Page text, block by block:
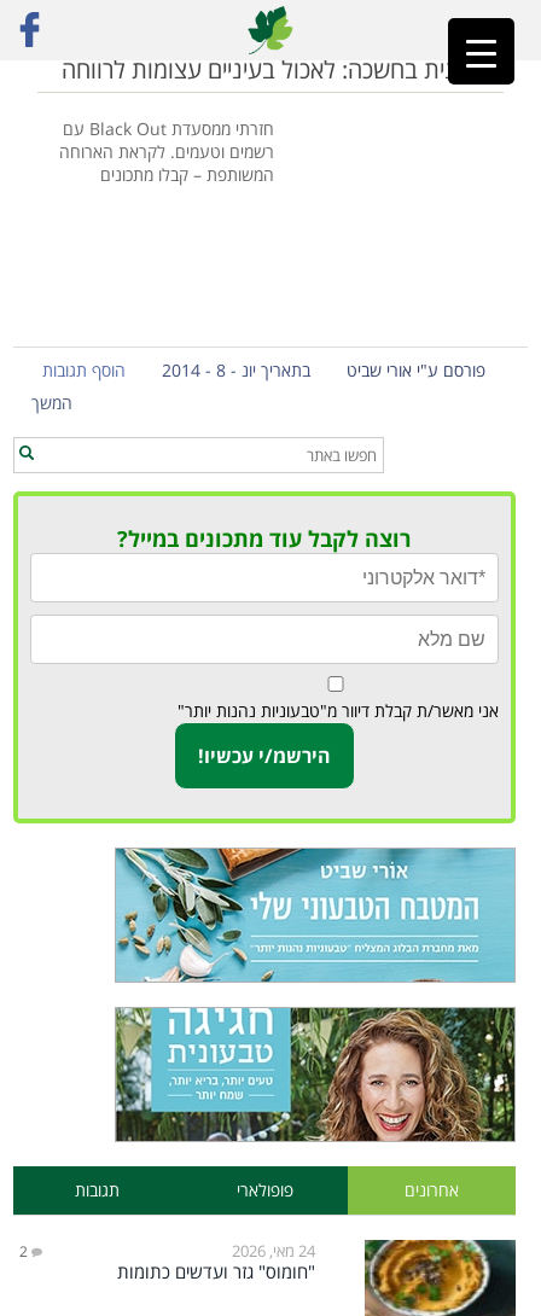
ראשי»ארוחות טבעוניות
טבעונית בחשכה: לאכול בעיניים עצומות לרווחה
חזרתי ממסעדת Black Out עם
רשמים וטעמים. לקראת הארוחה
המשותפת – קבלו מתכונים
פורסם ע"י אורי שביט בתאריך יונ - 8 - 2014
הוסף תגובות
המשך
רוצה לקבל עוד מתכונים במייל?
אני מאשר/ת קבלת דיוור מ"טבעוניות נהנות יותר"
אחרונים פופולארי תגובות
24 מאי, 2026 2
"חומוס" גזר ועדשים כתומות